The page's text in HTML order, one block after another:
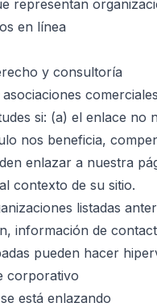
representan
en línea
y consultoría
comerciales
si: (a) el enlace
nos beneficia,
enlazar a nuestra
contexto de su sitio.
listadas
información de
pueden hacer
corporativo
está enlazando